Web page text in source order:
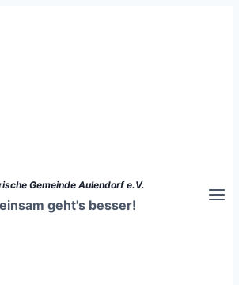
Gemeinde Aulendorf e.V.
geht's besser!